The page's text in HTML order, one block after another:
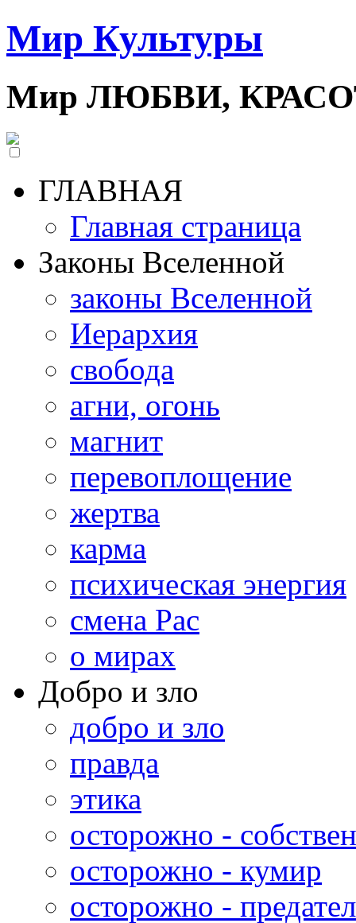
Мир Культуры
Мир ЛЮБВИ,
ГЛАВНАЯ
Главная страница
Законы Вселенной
законы Вселенной
Иерархия
свобода
агни, огонь
магнит
перевоплощение
жертва
карма
психическая энергия
смена Рас
о мирах
Добро и зло
добро и зло
правда
этика
осторожно -
осторожно - кумир
осторожно -